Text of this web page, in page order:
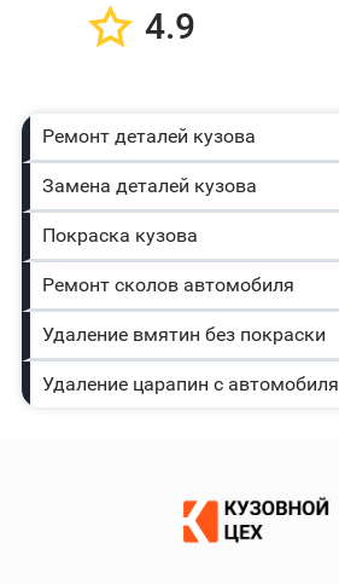
4.9
Ремонт деталей кузова
Замена деталей кузова
Покраска кузова
Ремонт сколов автомобиля
Удаление вмятин без покраски
Удаление царапин с автомобиля